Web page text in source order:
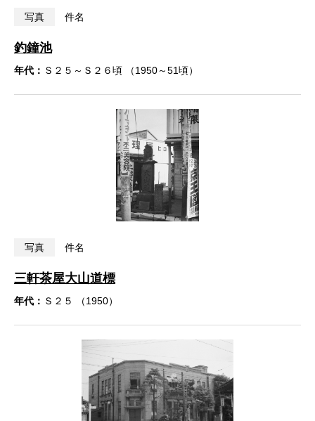
写真 件名
釣鐘池
年代： Ｓ２５～Ｓ２６頃 （1950～51頃）
写真 件名
三軒茶屋大山道標
年代： Ｓ２５ （1950）